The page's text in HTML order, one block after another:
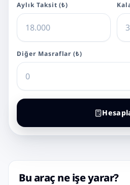
Aylık Taksit (₺)
Diğer Masraflar (₺)
Bu araç ne işe yarar?